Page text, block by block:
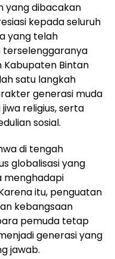
yang dibacakan
kepada seluruh
yang telah
terselenggaranya
Bintan
satu langkah
generasi muda
religius, serta
sosial.
di tengah
globalisasi yang
menghadapi
itu, penguatan
kebangsaan
pemuda tetap
generasi yang
jawab.